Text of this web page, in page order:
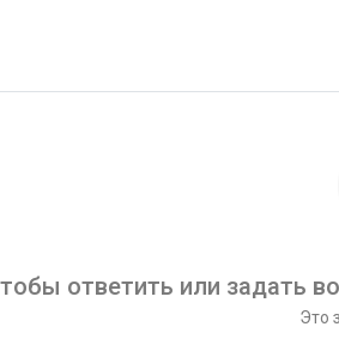
ответить или задать
Это